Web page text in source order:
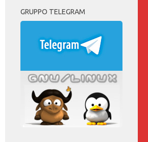
GRUPPO TELEGRAM